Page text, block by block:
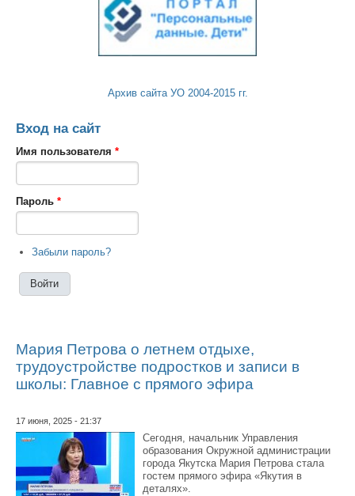
Архив сайта УО 2004-2015 гг.
Вход на сайт
Имя пользователя *
Пароль *
Забыли пароль?
Мария Петрова о летнем отдыхе,
трудоустройстве подростков и записи в
школы: Главное с прямого эфира
17 июня, 2025 - 21:37
Сегодня, начальник Управления
образования Окружной администрации
города Якутска Мария Петрова стала
гостем прямого эфира «Якутия в
деталях».